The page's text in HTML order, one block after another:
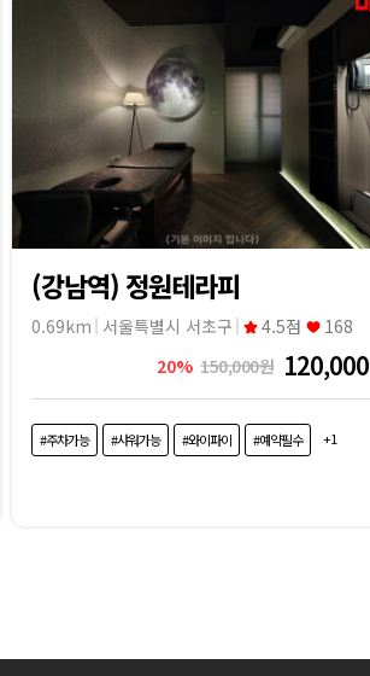
(강남역) 정원테라피
0.69km 서울특별시 서초구 4.5점
168
20% 150,000원 120,000
#주차가능 #샤워가능 #와이파이 #예약필수 +1